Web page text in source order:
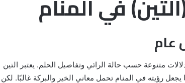
في المنام
عام
متنوعة حسب حالة الرائي وتفاصيل الحلم. يعتبر التين
رؤيته في المنام تحمل معاني الخير والبركة غالبًا. لكن